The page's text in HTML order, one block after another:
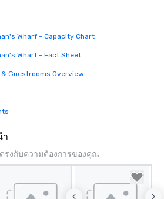
Lip Smacking Foodie
knowing that
booked to the minute
Since the menu is
Wharf - Capacity Chart
Wharf - Fact Sheet
Guestrooms Overview
ำ
รงกับความต้องการของคุณ